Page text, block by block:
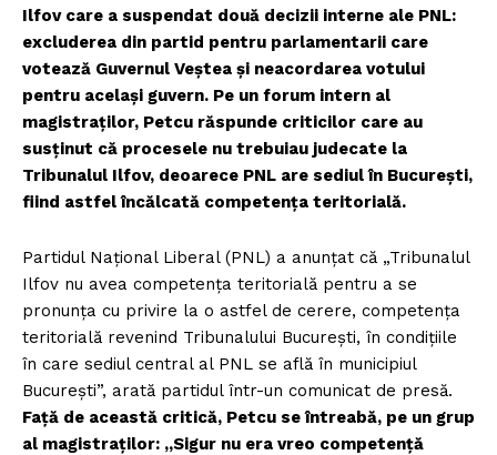
Ilfov care a suspendat două decizii interne ale PNL:
excluderea din partid pentru parlamentarii care
votează Guvernul Veștea și neacordarea votului
pentru același guvern. Pe un forum intern al
magistraților, Petcu răspunde criticilor care au
susținut că procesele nu trebuiau judecate la
Tribunalul Ilfov, deoarece PNL are sediul în București,
fiind astfel încălcată competența teritorială.
Partidul Național Liberal (PNL) a anunțat că „Tribunalul
Ilfov nu avea competența teritorială pentru a se
pronunța cu privire la o astfel de cerere, competența
teritorială revenind Tribunalului București, în condițiile
în care sediul central al PNL se află în municipiul
București”, arată partidul într-un comunicat de presă.
Față de această critică, Petcu se întreabă, pe un grup
al magistraților: „Sigur nu era vreo competență